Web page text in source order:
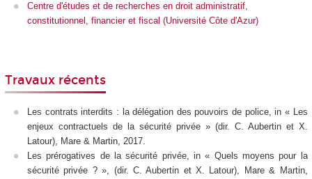
Centre d'études et de recherches en droit administratif,
constitutionnel, financier et fiscal (Université Côte d'Azur)
Travaux récents
Les contrats interdits : la délégation des pouvoirs de police, in « Les
enjeux contractuels de la sécurité privée » (dir. C. Aubertin et X.
Latour), Mare & Martin, 2017.
Les prérogatives de la sécurité privée, in « Quels moyens pour la
sécurité privée ? », (dir. C. Aubertin et X. Latour), Mare & Martin,